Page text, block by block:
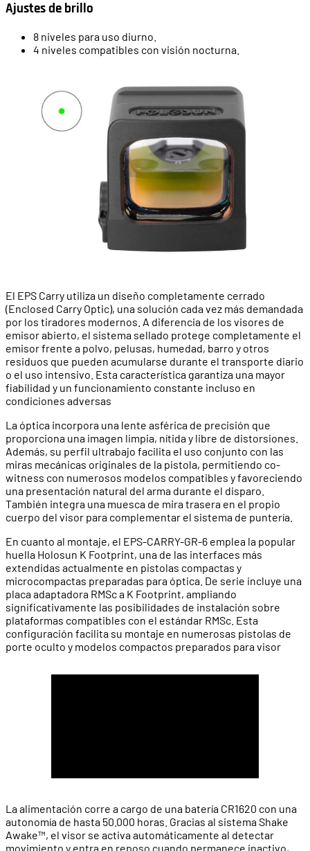
Ajustes de brillo
8 niveles para uso diurno.
4 niveles compatibles con visión nocturna.
El EPS Carry utiliza un diseño completamente cerrado
(Enclosed Carry Optic), una solución cada vez más demandada
por los tiradores modernos. A diferencia de los visores de
emisor abierto, el sistema sellado protege completamente el
emisor frente a polvo, pelusas, humedad, barro y otros
residuos que pueden acumularse durante el transporte diario
o el uso intensivo. Esta característica garantiza una mayor
fiabilidad y un funcionamiento constante incluso en
condiciones adversas
La óptica incorpora una lente asférica de precisión que
proporciona una imagen limpia, nítida y libre de distorsiones.
Además, su perfil ultrabajo facilita el uso conjunto con las
miras mecánicas originales de la pistola, permitiendo co-
witness con numerosos modelos compatibles y favoreciendo
una presentación natural del arma durante el disparo.
También integra una muesca de mira trasera en el propio
cuerpo del visor para complementar el sistema de puntería.
En cuanto al montaje, el EPS-CARRY-GR-6 emplea la popular
huella Holosun K Footprint, una de las interfaces más
extendidas actualmente en pistolas compactas y
microcompactas preparadas para óptica. De serie incluye una
placa adaptadora RMSc a K Footprint, ampliando
significativamente las posibilidades de instalación sobre
plataformas compatibles con el estándar RMSc. Esta
configuración facilita su montaje en numerosas pistolas de
porte oculto y modelos compactos preparados para visor
La alimentación corre a cargo de una batería CR1620 con una
autonomía de hasta 50.000 horas. Gracias al sistema Shake
Awake™, el visor se activa automáticamente al detectar
movimiento y entra en reposo cuando permanece inactivo,